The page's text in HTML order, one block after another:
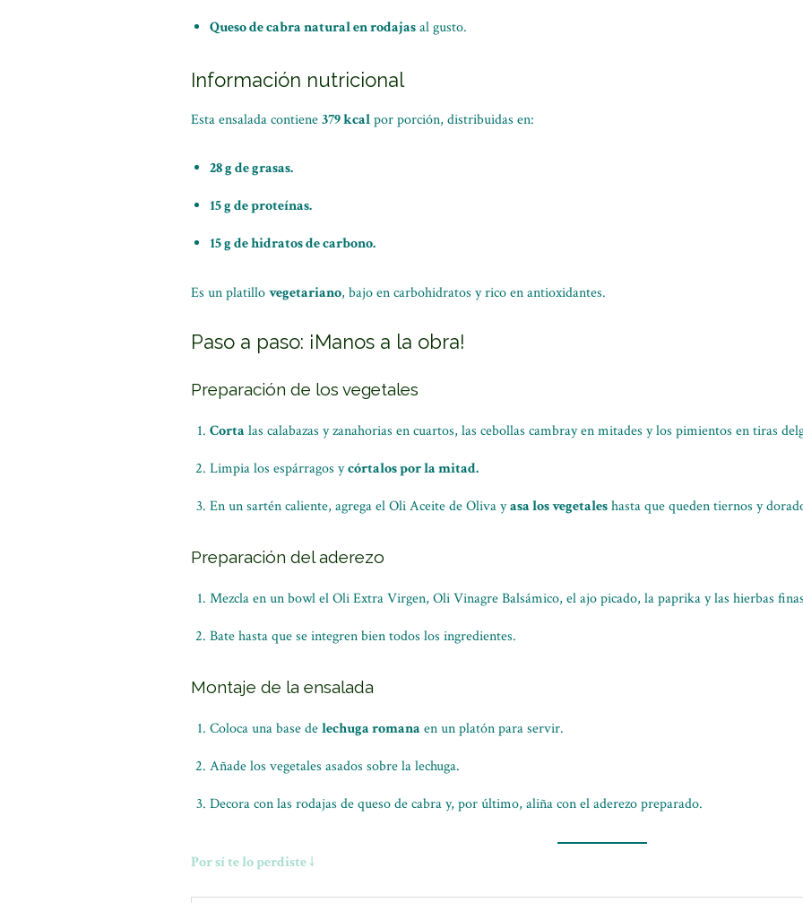
Queso de cabra natural en rodajasal gusto.
Información nutricional
Esta ensalada contiene379 kcalpor porción, distribuidas en:
28 g de grasas.
15 g de proteínas.
15 g de hidratos de carbono.
Es un platillovegetariano, bajo en carbohidratos y rico en antioxidantes.
Paso a paso: ¡Manos a la obra!
Preparación de los vegetales
Corta las calabazas y zanahorias en cuartos, las cebollas cambray en mitades y los pimientos en tiras
Limpia los espárragos ycórtalos por la mitad.
En un sartén caliente, agrega el Oli Aceite de Oliva yasa los vegetaleshasta que queden tiernos y
Preparación del aderezo
Mezcla en un bowl el Oli Extra Virgen, Oli Vinagre Balsámico, el ajo picado, la paprika y las hierbas
Bate hasta que se integren bien todos los ingredientes.
Montaje de la ensalada
Coloca una base delechuga romana en un platón para servir.
Añade los vegetales asados sobre la lechuga.
Decora con las rodajas de queso de cabra y, por último, aliña con el aderezo preparado.
Por sí te lo perdiste ↓